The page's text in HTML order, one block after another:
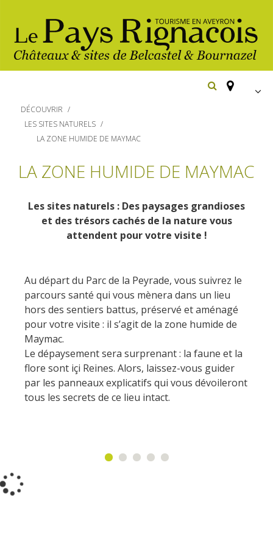
imprescindibles
Belcastel: pueblo y castillo
Bournazel: pueblo y castillo
Los parajes
El sendero etno-botanico en
Ségala "Al travers"
La zona húmeda de
Maymac
Vistas
Patrimonio y
lugares de interes
El castillo de Belcastel
Visitas y Museos
Cicloturismo
Actividades
náuticas, baño
Actividades
deportivas
Hoteles y centros
de vacaciones
Casas de
huéspedes
Casas rurales y
de alquiler
Campings
Alojamientos
insólitos
La castaña
Las vinas
Las ferias y
mercados
Descubrimiento
del terruño
productos locales
DÉCOUVRIR
LES SITES NATURELS
LA ZONE HUMIDE DE MAYMAC
LA ZONE HUMIDE DE MAYMAC
Les sites naturels : Des paysages grandioses
et des trésors cachés de la nature vous
attendent pour votre visite !
Au départ du Parc de la Peyrade, vous suivrez le
parcours santé qui vous mènera dans un lieu
hors des sentiers battus, préservé et aménagé
pour votre visite : il s’agit de la zone humide de
Maymac.
Le dépaysement sera surprenant : la faune et la
flore sont içi Reines. Alors, laissez-vous guider
par les panneaux explicatifs qui vous dévoileront
tous les secrets de ce lieu intact.